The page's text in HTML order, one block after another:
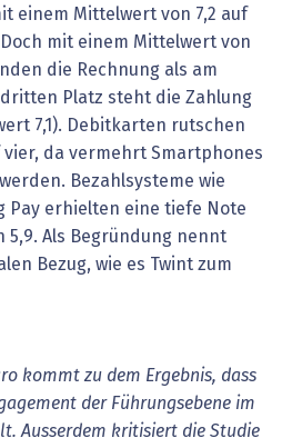
einem Mittelwert von 7,2 auf
mit einem Mittelwert von
die Rechnung als am
Platz steht die Zahlung
7,1). Debitkarten rutschen
da vermehrt Smartphones
Bezahlsysteme wie
Pay erhielten eine tiefe Note
5,9. Als Begründung nennt
Bezug, wie es Twint zum
kommt zu dem Ergebnis, dass
der Führungsebene im
Ausserdem kritisiert die Studie